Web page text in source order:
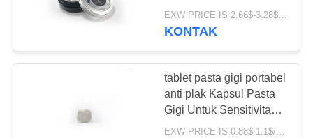
KAMI
Pasta Gigi Pemutih
Gigi
58
Segar
EXW PRICE IS 2.66$-3.28$/BOTTLE MOQ:60 pcs * 100 kotak
KONTAK
tablet pasta gigi portabel
anti plak Kapsul Pasta
Gigi Untuk Sensitivitas
Gigi
EXW PRICE IS 0.88$-1.1$/bag MOQ:21 pcs per Tas opp